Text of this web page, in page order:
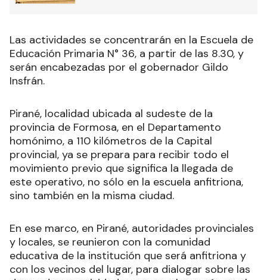
Las actividades se concentrarán en la Escuela de
Educación Primaria N° 36, a partir de las 8.30, y
serán encabezadas por el gobernador Gildo
Insfrán.
Pirané, localidad ubicada al sudeste de la
provincia de Formosa, en el Departamento
homónimo, a 110 kilómetros de la Capital
provincial, ya se prepara para recibir todo el
movimiento previo que significa la llegada de
este operativo, no sólo en la escuela anfitriona,
sino también en la misma ciudad.
En ese marco, en Pirané, autoridades provinciales
y locales, se reunieron con la comunidad
educativa de la institución que será anfitriona y
con los vecinos del lugar, para dialogar sobre las